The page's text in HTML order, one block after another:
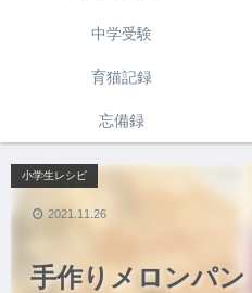
中学受験
育猫記録
忘備録
手作りメロンパン
小学生レシピ
2021.11.26